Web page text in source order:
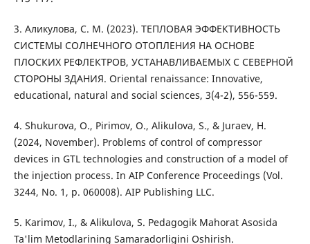
3. Аликулова, С. М. (2023). ТЕПЛОВАЯ ЭФФЕКТИВНОСТЬ
СИСТЕМЫ СОЛНЕЧНОГО ОТОПЛЕНИЯ НА ОСНОВЕ
ПЛОСКИХ РЕФЛЕКТРОВ, УСТАНАВЛИВАЕМЫХ С СЕВЕРНОЙ
СТОРОНЫ ЗДАНИЯ. Oriental renaissance: Innovative,
educational, natural and social sciences, 3(4-2), 556-559.
4. Shukurova, O., Pirimov, O., Alikulova, S., & Juraev, H.
(2024, November). Problems of control of compressor
devices in GTL technologies and construction of a model of
the injection process. In AIP Conference Proceedings (Vol.
3244, No. 1, p. 060008). AIP Publishing LLC.
5. Karimov, I., & Alikulova, S. Pedagogik Mahorat Asosida
Ta'lim Metodlarining Samaradorligini Oshirish.